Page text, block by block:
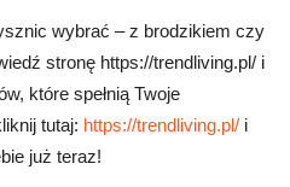
wybrać – z brodzikiem czy
stronę https://trendliving.pl/ i
które spełnią Twoje
tutaj: https://trendliving.pl/ i
już teraz!